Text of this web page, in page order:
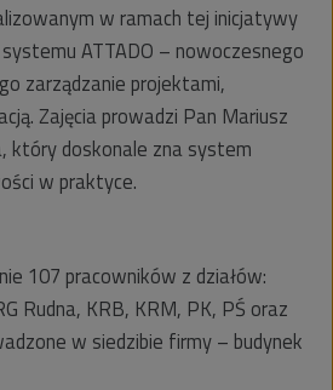
w ramach tej inicjatywy
ATTADO – nowoczesnego
zarządzanie projektami,
Zajęcia prowadzi Pan Mariusz
który doskonale zna system
w praktyce.
107 pracowników z działów:
Rudna, KRB, KRM, PK, PŚ oraz
w siedzibie firmy – budynek